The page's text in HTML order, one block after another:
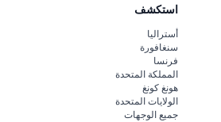
استكشف
أستراليا
سنغافورة
فرنسا
المملكة المتحدة
هونغ كونغ
الولايات المتحدة
جميع الوجهات